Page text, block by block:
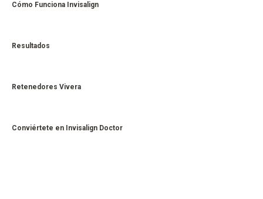
Cómo Funciona Invisalign
Resultados
Retenedores Vivera
Conviértete en Invisalign Doctor